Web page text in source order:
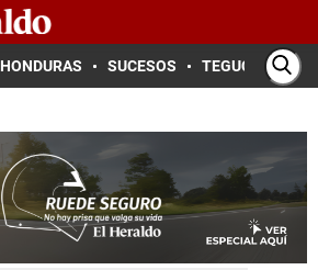
HONDURAS SUCESOS TEGUCIGALPA